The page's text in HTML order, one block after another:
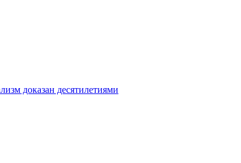
доказан десятилетиями